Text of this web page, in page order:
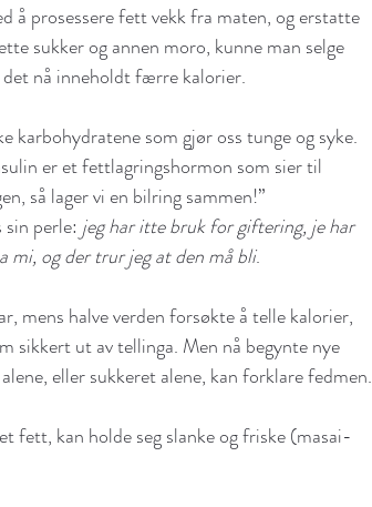
å prosessere fett vekk fra maten, og erstatte
sukker og annen moro, kunne man selge
det nå inneholdt færre kalorier.
karbohydratene som gjør oss tunge og syke.
er et fettlagringshormon som sier til
så lager vi en bilring sammen!”
perle: jeg har itte bruk for giftering, je har
mi, og der trur jeg at den må bli.
mens halve verden forsøkte å telle kalorier,
sikkert ut av tellinga. Men nå begynte nye
eller sukkeret alene, kan forklare fedmen.
fett, kan holde seg slanke og friske (masai-